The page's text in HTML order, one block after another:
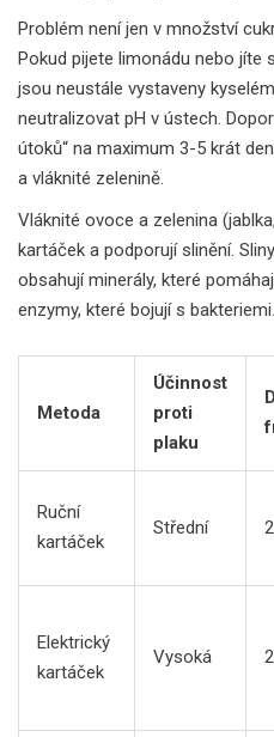
Problém není jen v množství
Pokud pijete limonádu nebo jíte
jsou neustále vystaveny
neutralizovat pH v ústech.
útoků“ na maximum 3-5 krát
a vláknité zelenině.
Vláknité ovoce a zelenina
kartáček a podporují slinění.
obsahují minerály, které
enzymy, které bojují s bakteriemi.
Metoda
Účinnost
proti
plaku
Ruční
kartáček
Střední
Elektrický
kartáček
Vysoká